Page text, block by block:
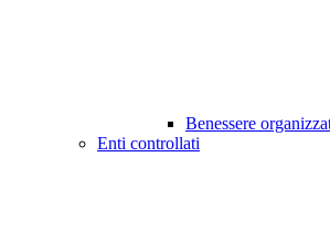
Benessere
Enti controllati